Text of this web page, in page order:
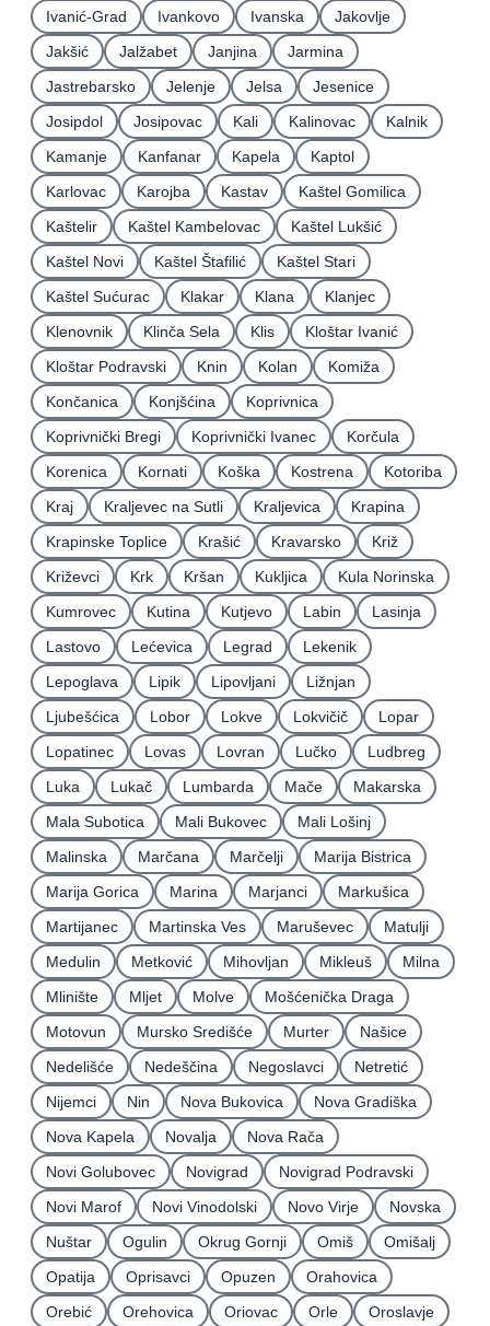
Ivanić-Grad Ivankovo Ivanska
Jakovlje
Jakšić
Jalžabet Janjina
Jarmina
Jastrebarsko
Jelenje Jelsa
Jesenice
Josipdol
Josipovac Kali Kalinovac
Kalnik
Kamanje
Kanfanar Kapela
Kaptol
Karlovac
Karojba Kastav
Kaštel Gomilica
Kaštelir
Kaštel Kambelovac
Kaštel Lukšić
Kaštel Novi
Kaštel Štafilić
Kaštel Stari
Kaštel Sućurac
Klakar Klana
Klanjec
Klenovnik
Klinča Sela Klis
Kloštar Ivanić
Kloštar Podravski
Knin Kolan
Komiža
Končanica
Konjšćina
Koprivnica
Koprivnički Bregi
Koprivnički Ivanec
Korčula
Korenica
Kornati Koška Kostrena
Kotoriba
Kraj
Kraljevec na Sutli Kraljevica
Krapina
Krapinske Toplice
Krašić Kravarsko
Križ
Križevci
Krk Kršan Kukljica
Kula Norinska
Kumrovec
Kutina Kutjevo Labin
Lasinja
Lastovo
Lećevica Legrad
Lekenik
Lepoglava
Lipik Lipovljani
Ližnjan
Ljubešćica
Lobor Lokve Lokvičič
Lopar
Lopatinec
Lovas Lovran Lučko
Ludbreg
Luka
Lukač Lumbarda Mače
Makarska
Mala Subotica
Mali Bukovec
Mali Lošinj
Malinska
Marčana Marčelji
Marija Bistrica
Marija Gorica
Marina Marjanci
Markušica
Martijanec
Martinska Ves Maruševec
Matulji
Medulin
Metković Mihovljan Mikleuš
Milna
Mlinište
Mljet Molve
Mošćenička Draga
Motovun
Mursko Središće Murter
Našice
Nedelišće
Nedeščina Negoslavci
Netretić
Nijemci
Nin Nova Bukovica
Nova Gradiška
Nova Kapela
Novalja
Nova Rača
Novi Golubovec
Novigrad
Novigrad Podravski
Novi Marof
Novi Vinodolski Novo Virje
Novska
Nuštar
Ogulin Okrug Gornji Omiš
Omišalj
Opatija
Oprisavci Opuzen
Orahovica
Orebić
Orehovica Oriovac Orle
Oroslavje